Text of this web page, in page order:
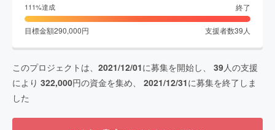
111%達成 終了
目標金額290,000円 支援者数39 人
このプロジェクトは、 2021/12/01に募集を開始し、 39人の支援
により 322,000円の資金を集め、 2021/12/31に募集を終了しま
した